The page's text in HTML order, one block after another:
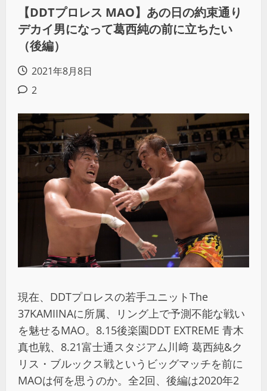
【DDTプロレス MAO】あの日の約束通り
デカイ男になって葛西純の前に立ちたい
（後編）
2021年8月8日
2
現在、DDTプロレスの若手ユニットThe
37KAMIINAに所属、リング上で予測不能な戦い
を魅せるMAO。8.15後楽園DDT EXTREME 青木
真也戦、8.21富士通スタジアム川﨑 葛西純&ク
リス・ブルックス戦というビッグマッチを前に
MAOは何を思うのか。全2回、後編は2020年2